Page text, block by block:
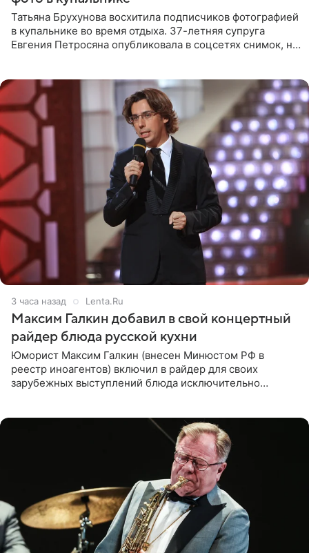
Татьяна Брухунова восхитила подписчиков фотографией
в купальнике во время отдыха. 37-летняя супруга
Евгения Петросяна опубликовала в соцсетях снимок, на
3 часа назад Lenta.Ru
Максим Галкин добавил в свой концертный
райдер блюда русской кухни
Юморист Максим Галкин (внесен Минюстом РФ в
реестр иноагентов) включил в райдер для своих
зарубежных выступлений блюда исключительно